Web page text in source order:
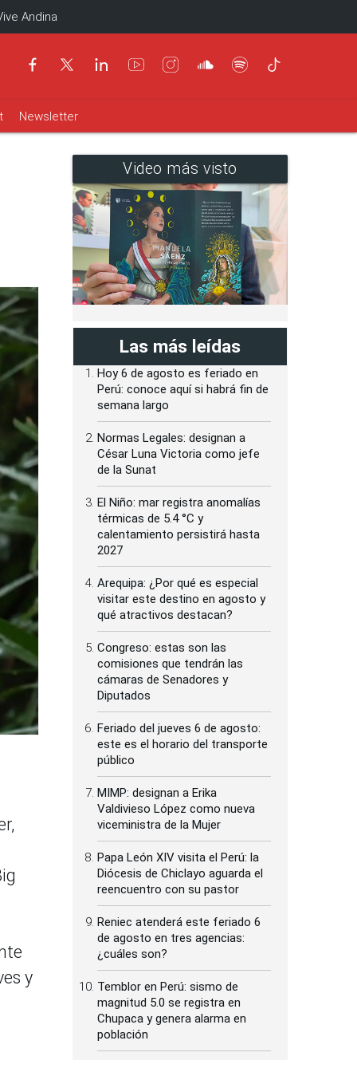
Andina
Newsletter
y
Video más visto
Las más leídas
Hoy 6 de agosto es feriado en
Perú: conoce aquí si habrá fin de
semana largo
Normas Legales: designan a
César Luna Victoria como jefe
de la Sunat
El Niño: mar registra anomalías
térmicas de 5.4 °C y
calentamiento persistirá hasta
2027
Arequipa: ¿Por qué es especial
visitar este destino en agosto y
qué atractivos destacan?
Congreso: estas son las
comisiones que tendrán las
cámaras de Senadores y
Diputados
Feriado del jueves 6 de agosto:
este es el horario del transporte
público
MIMP: designan a Erika
Valdivieso López como nueva
viceministra de la Mujer
Papa León XIV visita el Perú: la
Diócesis de Chiclayo aguarda el
reencuentro con su pastor
Reniec atenderá este feriado 6
de agosto en tres agencias:
¿cuáles son?
Temblor en Perú: sismo de
magnitud 5.0 se registra en
Chupaca y genera alarma en
población